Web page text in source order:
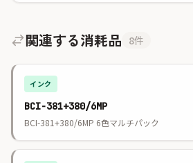
関連する消耗品 8件
インク
BCI-381+380/6MP
BCI-381+380/6MP 6色マルチパック